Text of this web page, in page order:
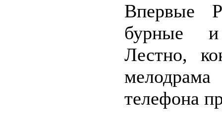
Впервые
бурные и
Лестно,
телефона